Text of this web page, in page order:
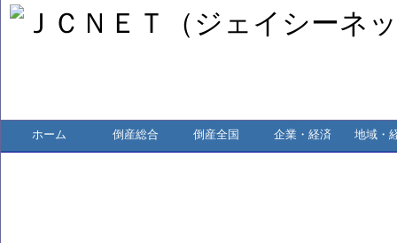
ホーム 倒産総合 倒産全国 企業・経済 地域・